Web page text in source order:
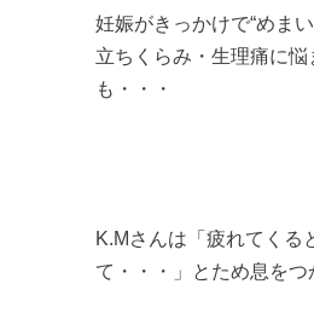
妊娠がきっかけで“めま
立ちくらみ・生理痛に
も・・・
K.Mさんは「疲れてくる
て・・・」とため息をつ